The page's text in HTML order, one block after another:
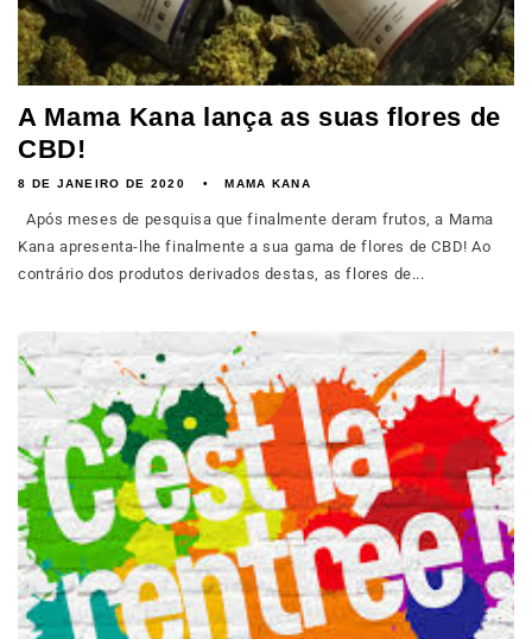
A Mama Kana lança as suas flores de
CBD!
8 DE JANEIRO DE 2020 MAMA KANA
Após meses de pesquisa que finalmente deram frutos, a Mama
Kana apresenta-lhe finalmente a sua gama de flores de CBD! Ao
contrário dos produtos derivados destas, as flores de...